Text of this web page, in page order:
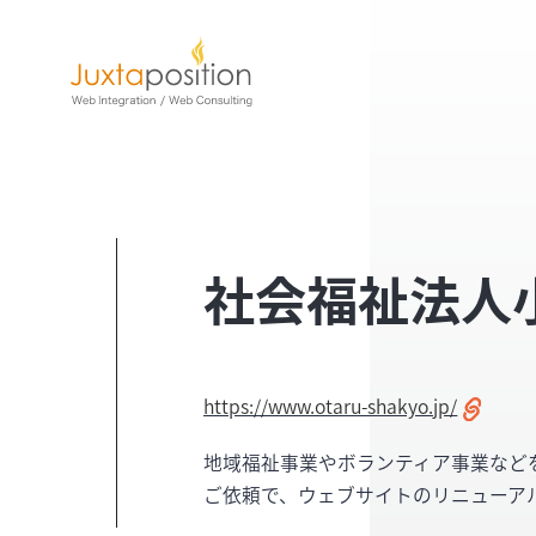
社会福祉法人
https://www.otaru-shakyo.jp/
地域福祉事業やボランティア事業な
ご依頼で、ウェブサイトのリニュー